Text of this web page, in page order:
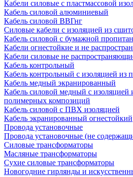
Кабели силовые с пластмассовой
Кабель силовой алюминиевый
Кабель силовой ВВГнг
Силовые кабели с изоляцией из
Кабель силовой с бумажной
Кабели огнестойкие и не
Кабели силовые не
Кабель контрольный
Кабель контрольный с изоляцией из
Кабель медный экранированный
Кабель силовой медный с изоляцией
полимерных композиций
Кабель силовой с ПВХ изоляцией
Кабель экранированный огнестойкий
Провода установочные
Провода установочные (не
Силовые трансформаторы
Масляные трансформаторы
Сухие силовые трансформаторы
Новогодние гирлянды и